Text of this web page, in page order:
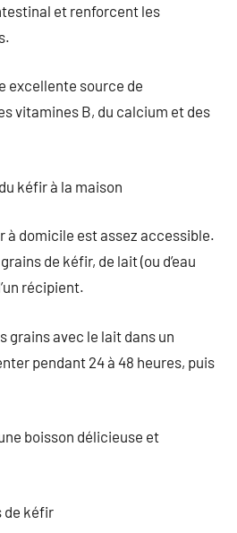
et renforcent les
excellente source de
vitamines B, du calcium et des
kéfir à la maison
à domicile est assez accessible.
de kéfir, de lait (ou d’eau
récipient.
grains avec le lait dans un
pendant 24 à 48 heures, puis
boisson délicieuse et
de kéfir